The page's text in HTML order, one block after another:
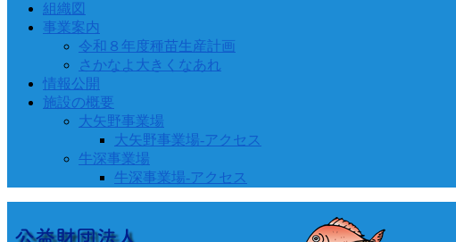
組織図
事業案内
令和８年度種苗生産計画
さかなよ大きくなあれ
情報公開
施設の概要
大矢野事業場
大矢野事業場-アクセス
牛深事業場
牛深事業場-アクセス